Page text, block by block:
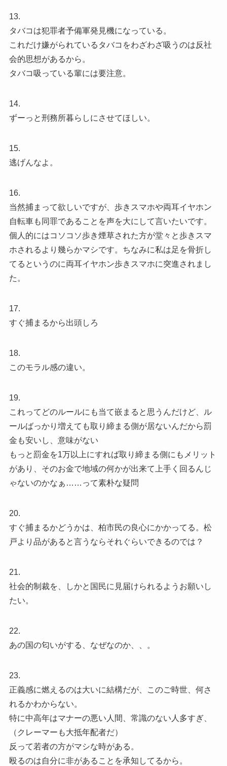
13.
タバコは犯罪者予備軍発見機になっている。
これだけ嫌がられているタバコをわざわざ吸うのは反社
会的思想があるから。
タバコ吸っている輩には要注意。
14.
ずーっと刑務所暮らしにさせてほしい。
15.
逃げんなよ。
16.
当然捕まって欲しいですが、歩きスマホや両耳イヤホン
自転車も同罪であることを声を大にして言いたいです。
個人的にはコソコソ歩き煙草された方が堂々と歩きスマ
ホされるより幾らかマシです。ちなみに私は足を骨折し
てるというのに両耳イヤホン歩きスマホに突進されまし
た。
17.
すぐ捕まるから出頭しろ
18.
このモラル感の違い。
19.
これってどのルールにも当て嵌まると思うんだけど、ル
ールばっかり増えても取り締まる側が居ないんだから罰
金も安いし、意味がない
もっと罰金を1万以上にすれば取り締まる側にもメリット
があり、そのお金で地域の何かが出来て上手く回るんじ
ゃないのかなぁ……って素朴な疑問
20.
すぐ捕まるかどうかは、柏市民の良心にかかってる。松
戸より品があると言うならそれぐらいできるのでは？
21.
社会的制裁を、しかと国民に見届けられるようお願いし
たい。
22.
あの国の匂いがする、なぜなのか、、。
23.
正義感に燃えるのは大いに結構だが、このご時世、何さ
れるかわからない。
特に中高年はマナーの悪い人間、常識のない人多すぎ、
（クレーマーも大抵年配者だ）
反って若者の方がマシな時がある。
殴るのは自分に非があることを承知してるから。